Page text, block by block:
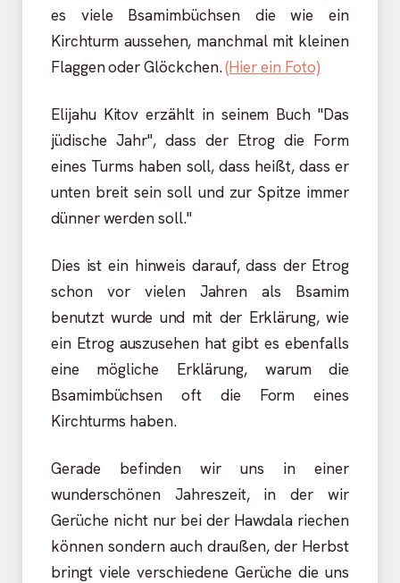
es viele Bsamimbüchsen die wie ein
Kirchturm aussehen, manchmal mit kleinen
Flaggen oder Glöckchen.(Hier ein Foto)
Elijahu Kitov erzählt in seinem Buch "Das
jüdische Jahr", dass der Etrog die Form
eines Turms haben soll, dass heißt, dass er
unten breit sein soll und zur Spitze immer
dünner werden soll."
Dies ist ein hinweis darauf, dass der Etrog
schon vor vielen Jahren als Bsamim
benutzt wurde und mit der Erklärung, wie
ein Etrog auszusehen hat gibt es ebenfalls
eine mögliche Erklärung, warum die
Bsamimbüchsen oft die Form eines
Kirchturms haben.
Gerade befinden wir uns in einer
wunderschönen Jahreszeit, in der wir
Gerüche nicht nur bei der Hawdala riechen
können sondern auch draußen, der Herbst
bringt viele verschiedene Gerüche die uns